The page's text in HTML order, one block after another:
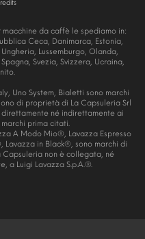
da caffè le spediamo in:
Ceca, Danimarca, Estonia,
Lussemburgo, Olanda,
Svezia, Svizzera, Ucraina,
Uno System, Bialetti sono marchi
di proprietà di La Capsuleria Srl
né indirettamente ai
prima citati.
A Modo Mio®, Lavazza Espresso
Lavazza in Black®, sono marchi di
Capsuleria non è collegata, né
a Luigi Lavazza S.p.A.®.